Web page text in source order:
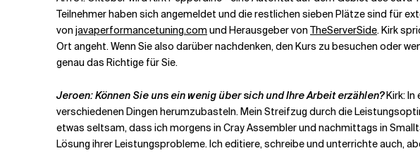
Verwandte Themen
Teilnehmer haben sich angemeldet und die restlichen sieben Plätze sind für
von javaperformancetuning.com und Herausgeber von TheServerSide. Kirk
Ort angeht. Wenn Sie also darüber nachdenken, den Kurs zu besuchen oder
genau das Richtige für Sie.
Jeroen: Können Sie uns ein wenig über sich und Ihre Arbeit erzählen?Kirk:
verschiedenen Dingen herumzubasteln. Mein Streifzug durch die
etwas seltsam, dass ich morgens in Cray Assembler und nachmittags in
Lösung ihrer Leistungsprobleme. Ich editiere, schreibe und unterrichte auch,